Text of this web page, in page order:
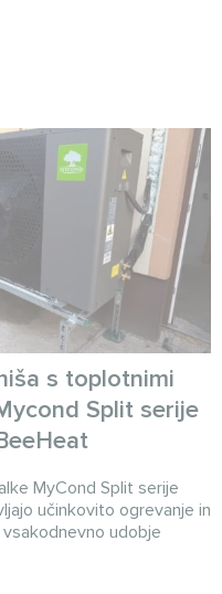
s toplotnimi
Split serije
MyCond Split serije
učinkovito ogrevanje in
vsakodnevno udobje